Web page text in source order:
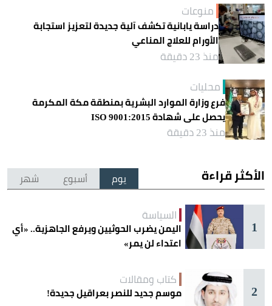
منوعات
دراسة يابانية تكشف آلية جديدة لتعزيز استجابة
الأورام للعلاج المناعي
منذ 23 دقيقة
محليات
فرع وزارة الموارد البشرية بمنطقة مكة المكرمة
يحصل على شهادة ISO 9001:2015
منذ 23 دقيقة
الأكثر قراءة يوم أسبوع شهر
1
السياسة
اليمن يضرب الحوثيين ويرفع الجاهزية.. «أي
اعتداء لن يمر»
2
كتاب ومقالات
موسم جديد للنصر بعراقيل جديدة!